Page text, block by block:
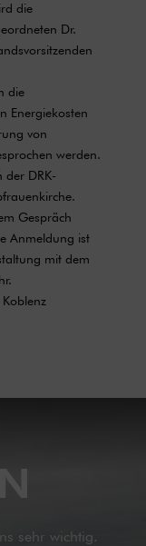
die
Dr.
die
Energiekosten
von
werden.
der DRK-
Gespräch
Anmeldung ist
mit dem
sehr wichtig.